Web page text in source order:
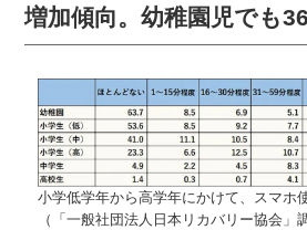
増加傾向。幼稚園児でも
小学低学年から高学年にかけて、スマホ
（「一般社団法人日本リカバリー協会」